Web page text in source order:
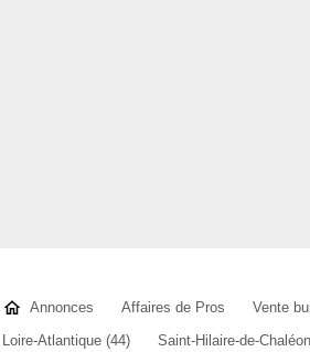
Annonces Affaires de Pros Vente
Loire-Atlantique (44)
Saint-Hilaire-de-